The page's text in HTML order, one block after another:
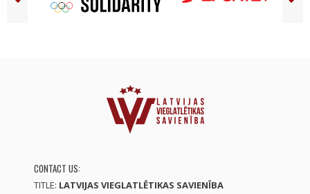
CONTACT US:
TITLE: LATVIJAS VIEGLATLĒTIKAS SAVIENĪBA